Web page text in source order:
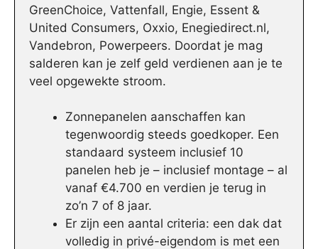
GreenChoice, Vattenfall, Engie, Essent &
United Consumers, Oxxio, Enegiedirect.nl,
Vandebron, Powerpeers. Doordat je mag
salderen kan je zelf geld verdienen aan je te
veel opgewekte stroom.
Zonnepanelen aanschaffen kan
tegenwoordig steeds goedkoper. Een
standaard systeem inclusief 10
panelen heb je – inclusief montage – al
vanaf €4.700 en verdien je terug in
zo’n 7 of 8 jaar.
Er zijn een aantal criteria: een dak dat
volledig in privé-eigendom is met een